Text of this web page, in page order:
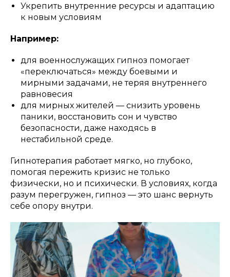
Укрепить внутренние ресурсы и адаптацию
к новым условиям
Например:
для военнослужащих гипноз помогает
«переключаться» между боевыми и
мирными задачами, не теряя внутреннего
равновесия
для мирных жителей — снизить уровень
паники, восстановить сон и чувство
безопасности, даже находясь в
нестабильной среде.
Гипнотерапия работает мягко, но глубоко,
помогая пережить кризис не только
физически, но и психически. В условиях, когда
разум перегружен, гипноз — это шанс вернуть
себе опору внутри.